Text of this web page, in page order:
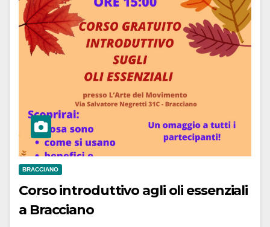
BRACCIANO
Corso introduttivo agli oli essenziali
a Bracciano